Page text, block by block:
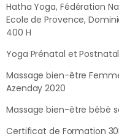
Hatha Yoga, Fédération
Ecole de Provence,
400 H
Yoga Prénatal et
Massage bien-être
Azenday 2020
Massage bien-être bébé
Certificat de Formation 30H